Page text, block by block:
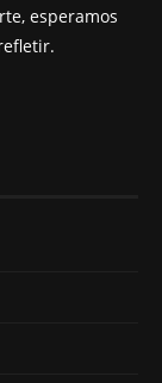
esperamos